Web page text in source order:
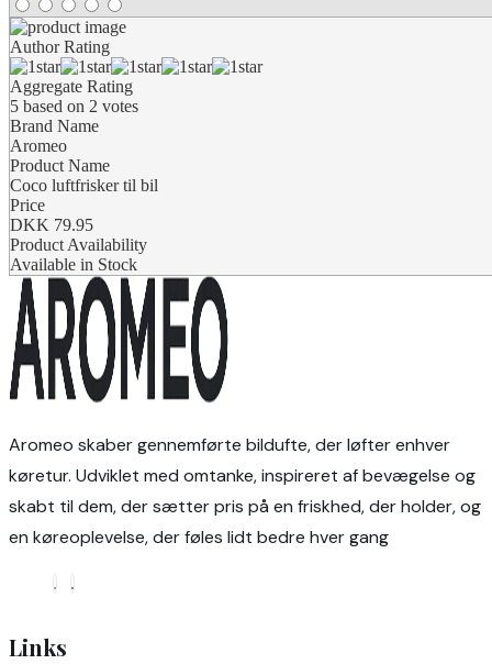
Author Rating
Aggregate Rating
5 based on 2 votes
Brand Name
Aromeo
Product Name
Coco luftfrisker til bil
Price
DKK 79.95
Product Availability
Available in Stock
Aromeo skaber gennemførte bildufte, der løfter enhver
køretur. Udviklet med omtanke, inspireret af bevægelse og
skabt til dem, der sætter pris på en friskhed, der holder, og
en køreoplevelse, der føles lidt bedre hver gang
Links